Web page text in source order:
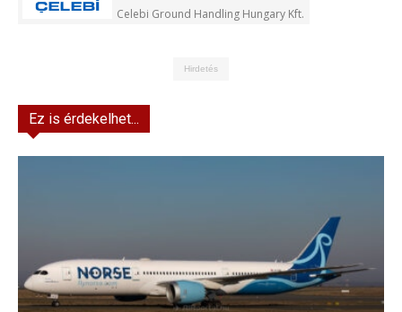
Celebi Ground Handling Hungary Kft.
Hirdetés
Ez is érdekelhet...